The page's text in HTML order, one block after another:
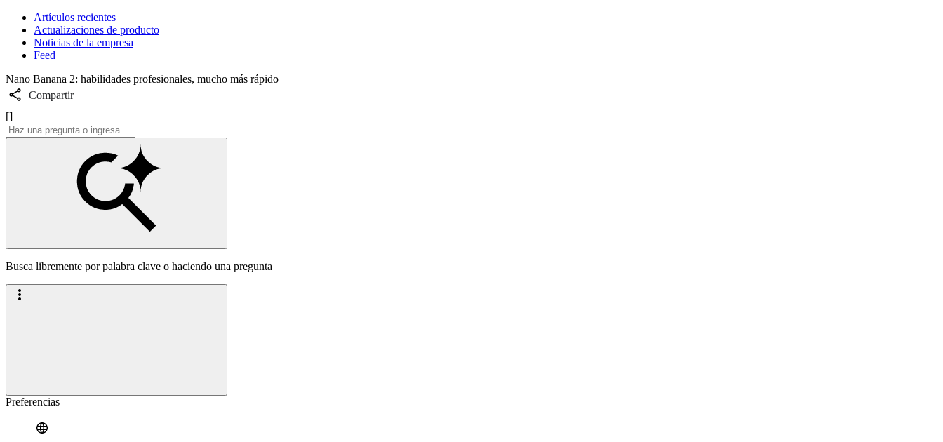
Artículos recientes
Actualizaciones de producto
Noticias de la empresa
Feed
Nano Banana 2: habilidades profesionales, mucho más rápido
Compartir
[]
Busca libremente por palabra clave o haciendo una pregunta
Preferencias